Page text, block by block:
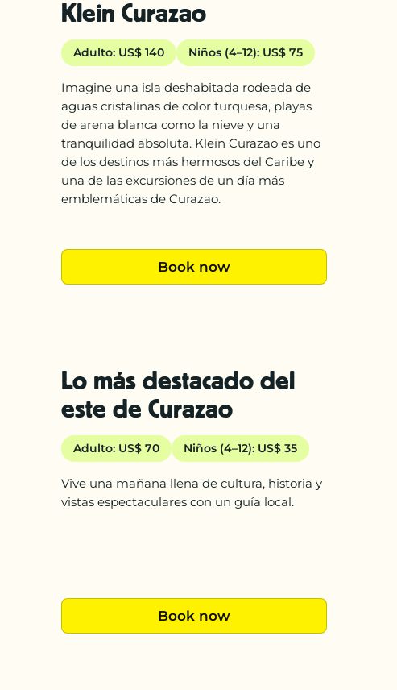
Klein Curazao
Adulto: US$ 140 Niños (4–12): US$ 75
Imagine una isla deshabitada rodeada de
aguas cristalinas de color turquesa, playas
de arena blanca como la nieve y una
tranquilidad absoluta. Klein Curazao es uno
de los destinos más hermosos del Caribe y
una de las excursiones de un día más
emblemáticas de Curazao.
Book now
Lo más destacado del
este de Curazao
Adulto: US$ 70 Niños (4–12): US$ 35
Vive una mañana llena de cultura, historia y
vistas espectaculares con un guía local.
Book now